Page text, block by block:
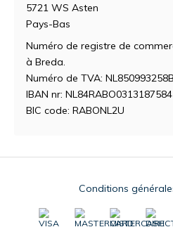
5721 WS Asten
Pays-Bas
Numéro de registre de
à Breda.
Numéro de TVA:
IBAN nr: NL84RABO0313187584
BIC code: RABONL2U
Conditions